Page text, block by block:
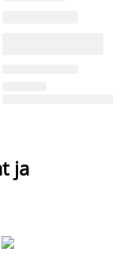
ja